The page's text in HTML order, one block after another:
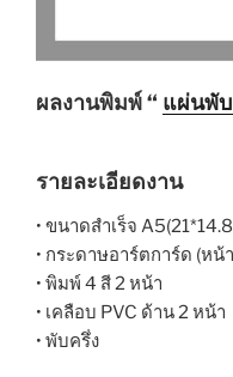
ผลงานพิมพ์ “ แผ่นพั
รายละเอียดงาน
• ขนาดสำเร็จ
• กระดาษอาร์ตการ์ด (หน้
• พิมพ์ 4 สี 2 หน้า
• เคลือบ PVC ด้าน 2 หน้า
• พับครึ่ง